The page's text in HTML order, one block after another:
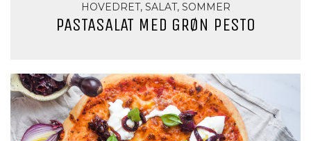
HOVEDRET, SALAT, SOMMER
PASTASALAT MED GRØN PESTO